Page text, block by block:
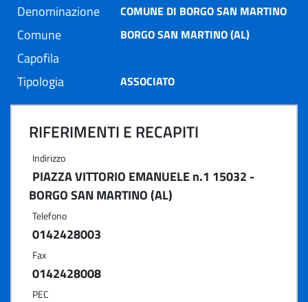
Denominazione COMUNE DI BORGO SAN MARTINO
Comune BORGO SAN MARTINO (AL)
Capofila
Tipologia
ASSOCIATO
RIFERIMENTI E RECAPITI
Indirizzo
PIAZZA VITTORIO EMANUELE n.1 15032 -
BORGO SAN MARTINO (AL)
Telefono
0142428003
Fax
0142428008
PEC